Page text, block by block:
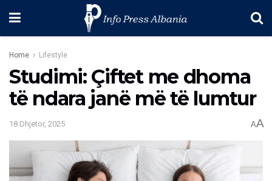
Home Lifestyle
Studimi: Çiftet me dhoma
të ndara janë më të lumtur
18 Dhjetor, 2025 AA